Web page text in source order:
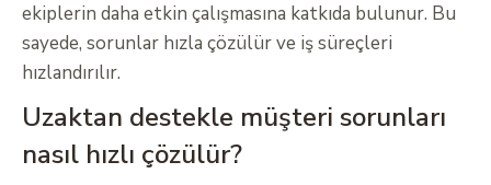
ekiplerin daha etkin çalışmasına katkıda bulunur. Bu
sayede, sorunlar hızla çözülür ve iş süreçleri
hızlandırılır.
Uzaktan destekle müşteri sorunları
nasıl hızlı çözülür?